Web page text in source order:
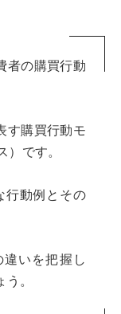
者の購買行動
す購買行動モ
）です。
行動例とその
いを把握し
。